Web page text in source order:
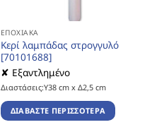
ΕΠΟΧΙΑΚΆ
Κερί λαμπάδας στρογγυλό
[70101688]
✘ Εξαντλημένο
Διαστάσεις:Υ38 cm x Δ2,5 cm
ΔΙΑΒΆΣΤΕ ΠΕΡΙΣΣΌΤΕΡΑ